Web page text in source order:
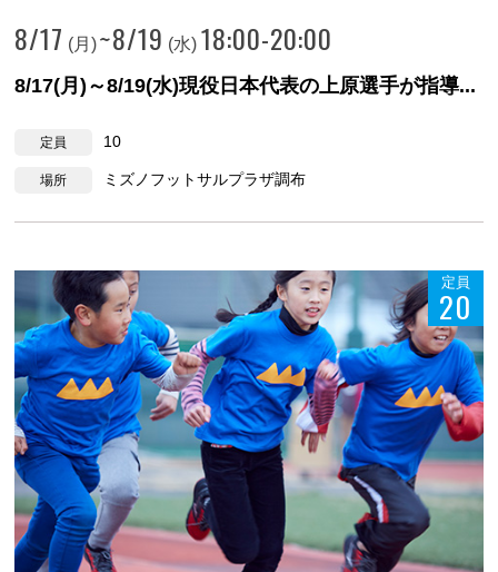
8/17 (月)~8/19 (水) 18:00-20:00
8/17(月)～8/19(水)現役日本代表の上原選手が指導...
定員 10
場所 ミズノフットサルプラザ調布
定員
20